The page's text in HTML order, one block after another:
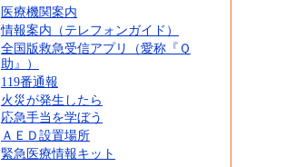
医療機関案内
情報案内（テレフォンガイド）
全国版救急受信アプリ（愛称『Ｑ
助』）
119番通報
火災が発生したら
応急手当を学ぼう
ＡＥＤ設置場所
緊急医療情報キット